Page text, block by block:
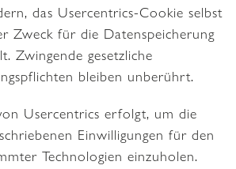
das Usercentrics-Cookie selbst
Zweck für die Datenspeicherung
Zwingende gesetzliche
bleiben unberührt.
Usercentrics erfolgt, um die
Einwilligungen für den
Technologien einzuholen.